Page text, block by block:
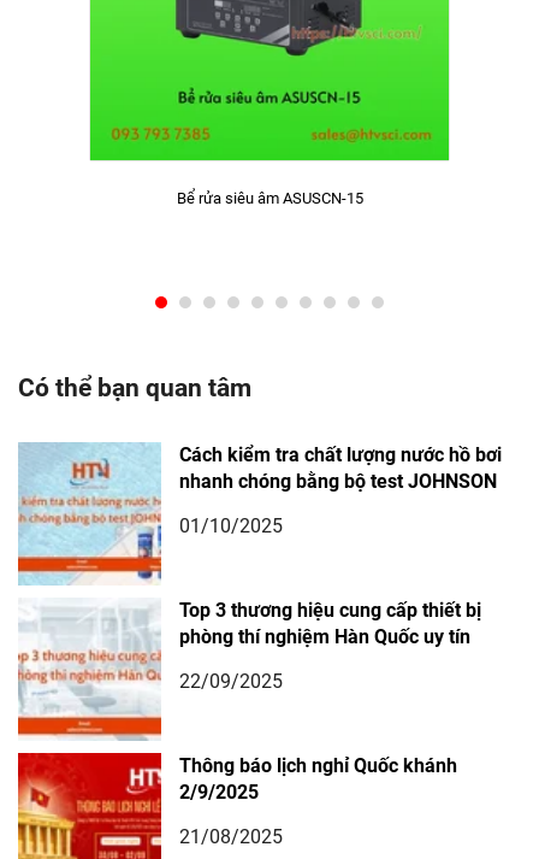
Bể rửa siêu âm ASUSCN-15
Có thể bạn quan tâm
Cách kiểm tra chất lượng nước hồ bơi
nhanh chóng bằng bộ test JOHNSON
01/10/2025
Top 3 thương hiệu cung cấp thiết bị
phòng thí nghiệm Hàn Quốc uy tín
22/09/2025
Thông báo lịch nghỉ Quốc khánh
2/9/2025
21/08/2025